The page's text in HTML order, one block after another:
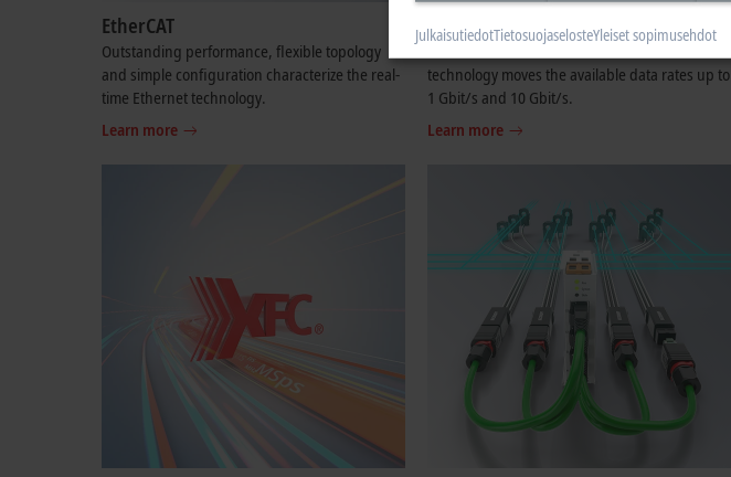
EtherCAT
Outstanding performance, flexible topology
and simple configuration characterize the real-
time Ethernet technology.
Learn more
EtherCAT G
The continuation of the successful EtherCAT
technology moves the available data rates up to
1 Gbit/s and 10 Gbit/s.
Learn more
JulkaisutiedotTietosuojaselosteYleiset sopimusehdot